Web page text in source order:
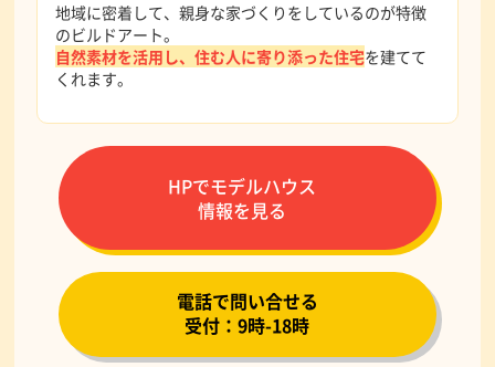
地域に密着して、親身な家づくりをしているのが特徴
のビルドアート。
自然素材を活用し、住む人に寄り添った住宅を建てて
くれます。
HPでモデルハウス
情報を見る
電話で問い合せる
受付：9時-18時